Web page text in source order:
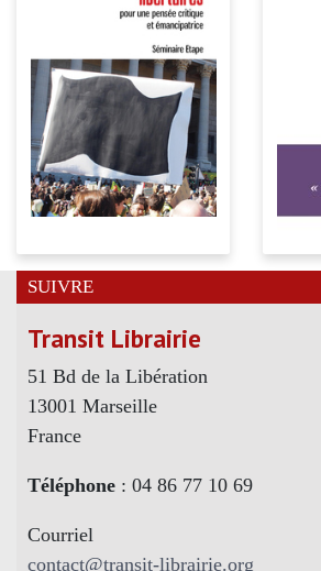
SUIVRE
Transit Librairie
51 Bd de la Libération
13001 Marseille
France
Téléphone : 04 86 77 10 69
Courriel
contact@transit-librairie.org